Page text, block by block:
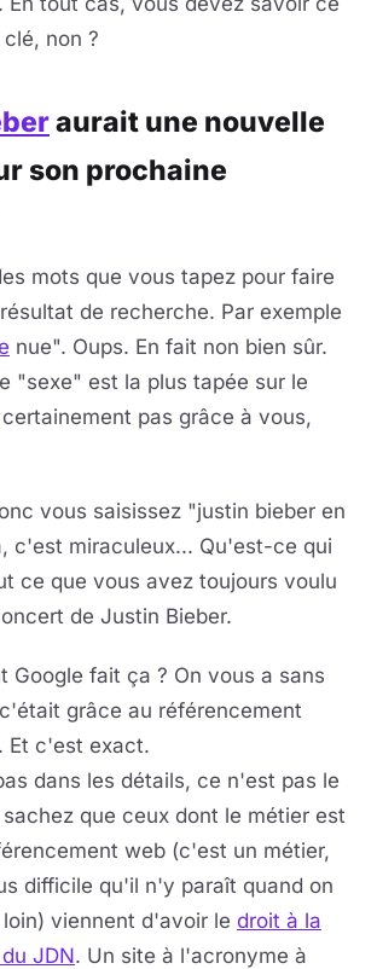
non ?
aurait une nouvelle
son prochaine
mots que vous tapez pour faire
de recherche. Par exemple
nue". Oups. En fait non bien sûr.
"sexe" est la plus tapée sur le
pas grâce à vous,
vous saisissez "justin bieber en
c'est miraculeux... Qu'est-ce qui
ce que vous avez toujours voulu
de Justin Bieber.
Google fait ça ? On vous a sans
grâce au référencement
Et c'est exact.
dans les détails, ce n'est pas le
que ceux dont le métier est
web (c'est un métier,
difficile qu'il n'y paraît quand on
viennent d'avoir le droit à la
JDN. Un site à l'acronyme à